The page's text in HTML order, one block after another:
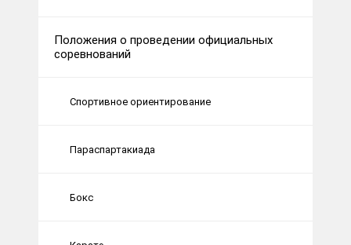
Положения о проведении официальных
соревнований
Спортивное ориентирование
Параспартакиада
Бокс